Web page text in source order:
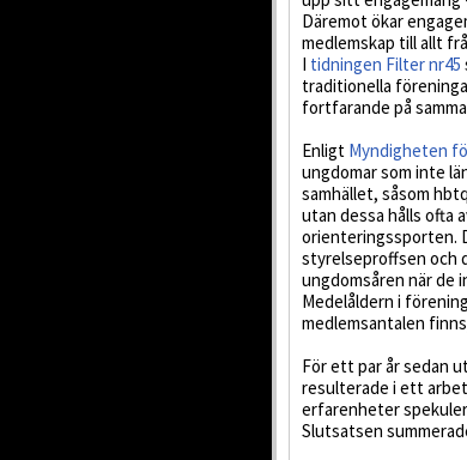
Däremot ökar
medlemskap till allt
I tidningen Filter nr45
traditionella
fortfarande på
Enligt Myndigheten
ungdomar som inte
samhället, såsom
utan dessa hålls ofta
orienteringssporten.
styrelseproffsen och
ungdomsåren när de
Medelåldern i
medlemsantalen
För ett par år sedan
resulterade i ett
erfarenheter
Slutsatsen